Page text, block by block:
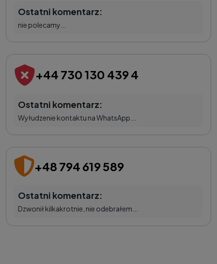
Ostatni komentarz:
nie polecamy...
+44 730 130 439 4
Ostatni komentarz:
Wyłudzenie kontaktu na WhatsApp...
+48 794 619 589
Ostatni komentarz:
Dzwonił kilkakrotnie, nie odebrałem...